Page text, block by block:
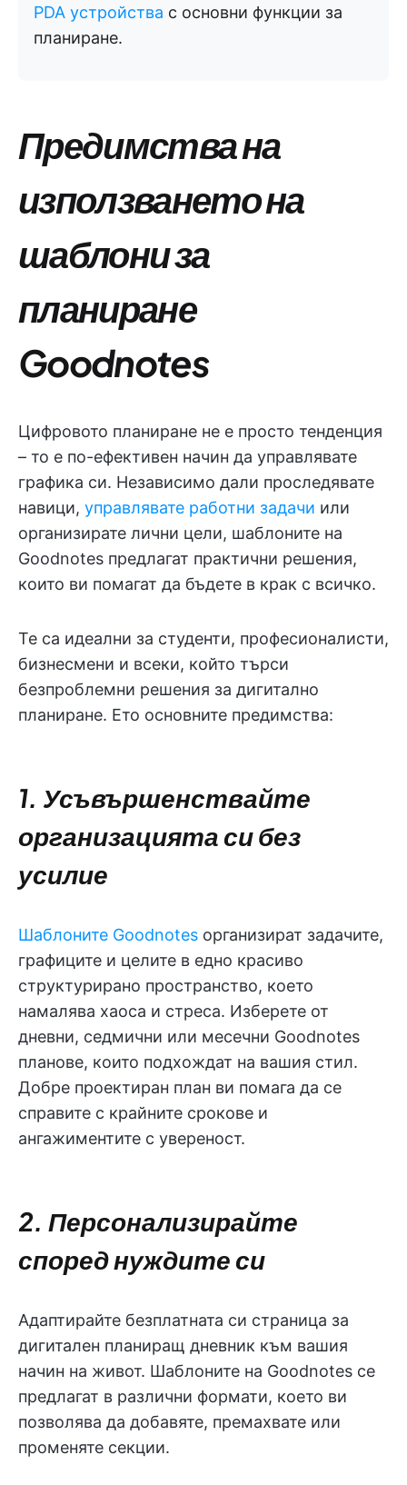
PDA устройства с основни функции за
планиране.
Предимства на
използването на
шаблони за
планиране
Goodnotes
Цифровото планиране не е просто тенденция
– то е по-ефективен начин да управлявате
графика си. Независимо дали проследявате
навици, управлявате работни задачи или
организирате лични цели, шаблоните на
Goodnotes предлагат практични решения,
които ви помагат да бъдете в крак с всичко.
Те са идеални за студенти, професионалисти,
бизнесмени и всеки, който търси
безпроблемни решения за дигитално
планиране. Ето основните предимства:
1. Усъвършенствайте
организацията си без
усилие
Шаблоните Goodnotes организират задачите,
графиците и целите в едно красиво
структурирано пространство, което
намалява хаоса и стреса. Изберете от
дневни, седмични или месечни Goodnotes
планове, които подхождат на вашия стил.
Добре проектиран план ви помага да се
справите с крайните срокове и
ангажиментите с увереност.
2. Персонализирайте
според нуждите си
Адаптирайте безплатната си страница за
дигитален планиращ дневник към вашия
начин на живот. Шаблоните на Goodnotes се
предлагат в различни формати, което ви
позволява да добавяте, премахвате или
променяте секции.